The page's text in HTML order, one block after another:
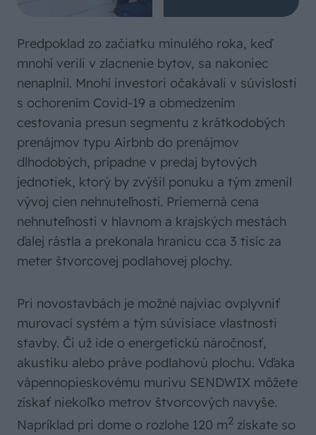
Predpoklad zo začiatku minulého roka, keď
mnohí verili v zlacnenie bytov, sa nakoniec
nenaplnil. Mnohí investori očakávali v súvislosti
s ochorením Covid-19 a obmedzením
cestovania presun segmentu z krátkodobých
prenájmov typu Airbnb do prenájmov
dlhodobých, prípadne v predaj bytových
jednotiek, ktorý by zvýšil ponuku a tým zmenil
vývoj cien nehnuteľností. Priemerná cena
nehnuteľnosti v hlavnom a krajských mestách
ďalej rástla a prekonala hranicu cca 3 tisíc za
meter štvorcovej podlahovej plochy.
Pri novostavbách je možné najviac ovplyvniť
murovací systém a tým súvisiace vlastnosti
stavby. Či už ide o energetickú náročnosť,
akustiku alebo práve podlahovú plochu. Vďaka
vápennopieskovému murivu SENDWIX môžete
získať niekoľko metrov štvorcových navyše.
Napríklad pri dome o rozlohe 120 m2 získate so